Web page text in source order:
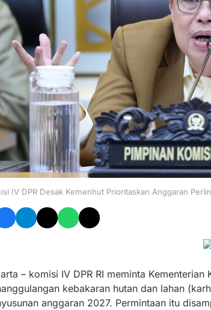
IV DPR Desak Kemenhut Prioritaskan Anggaran
– komisi IV DPR RI meminta
kebakaran hutan dan lahan
anggaran 2027. Permintaan itu